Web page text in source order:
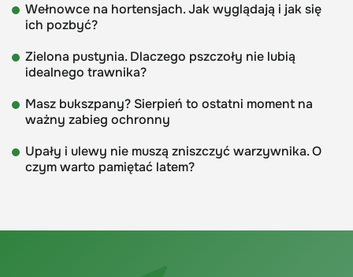
Wełnowce na hortensjach. Jak wyglądają i jak się
ich pozbyć?
Zielona pustynia. Dlaczego pszczoły nie lubią
idealnego trawnika?
Masz bukszpany? Sierpień to ostatni moment na
ważny zabieg ochronny
Upały i ulewy nie muszą zniszczyć warzywnika. O
czym warto pamiętać latem?